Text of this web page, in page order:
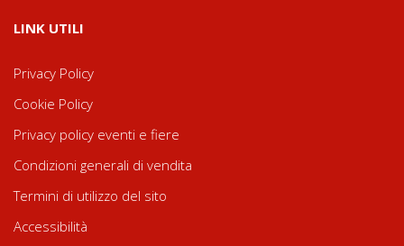
LINK UTILI
Privacy Policy
Cookie Policy
Privacy policy eventi e fiere
Condizioni generali di vendita
Termini di utilizzo del sito
Accessibilità